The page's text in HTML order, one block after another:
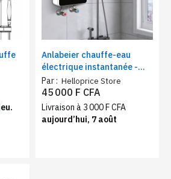
Anlabeier chauffe-eau
électrique instantanée -
Débit d'eau 2-6L/min, eau
chaude immédiate | Douche
et cuisine
Par : Helloprice Store
45 000 F CFA
Livraison à 3 000 F CFA
aujourd’hui, 7 août